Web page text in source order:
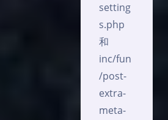
setting
s.php
和
inc/fun
/post-
extra-
meta-